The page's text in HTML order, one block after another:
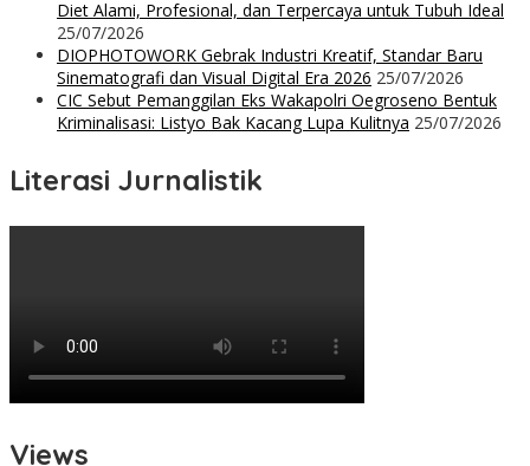
Diet Alami, Profesional, dan Terpercaya untuk Tubuh Ideal
25/07/2026
DIOPHOTOWORK Gebrak Industri Kreatif, Standar Baru
Sinematografi dan Visual Digital Era 2026 25/07/2026
CIC Sebut Pemanggilan Eks Wakapolri Oegroseno Bentuk
Kriminalisasi: Listyo Bak Kacang Lupa Kulitnya 25/07/2026
Literasi Jurnalistik
Views